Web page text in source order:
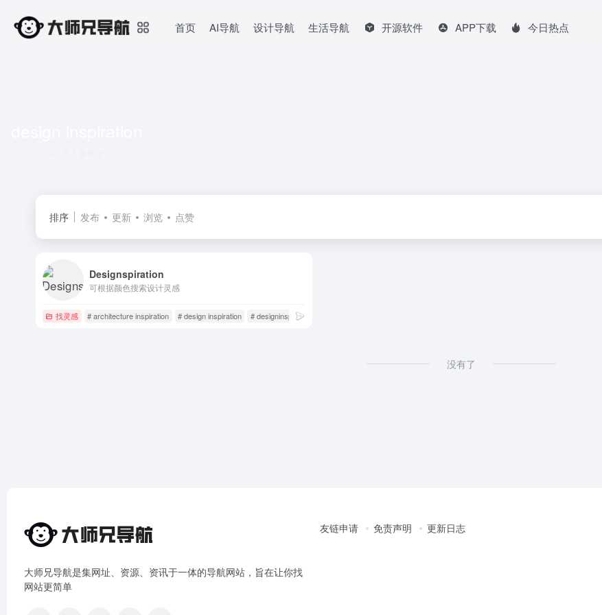
首页 AI导航 设计导航 生活导航 开源软件 APP下载 今日热点
排序 发布 更新 浏览 点赞
Designspiration
可根据颜色搜索设计灵感
找灵感 # architecture inspiration # design inspiration # designinspiration
没有了
大师兄导航是集网址、资源、资讯于一体的导航网站，旨在让你找
网站更简单
友链申请 免责声明 更新日志